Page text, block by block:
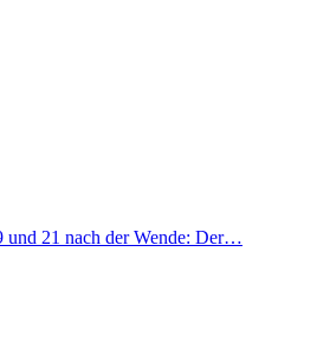
und 21 nach der Wende: Der…